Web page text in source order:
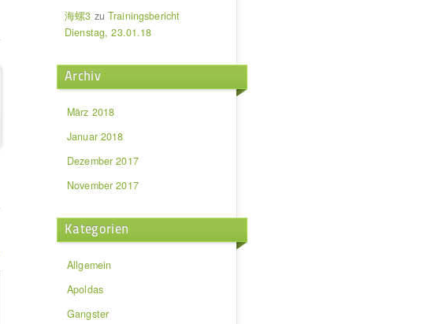
海螺3 zu Trainingsbericht
Dienstag, 23.01.18
Archiv
März 2018
Januar 2018
Dezember 2017
November 2017
Kategorien
Allgemein
Apoldas
Gangster